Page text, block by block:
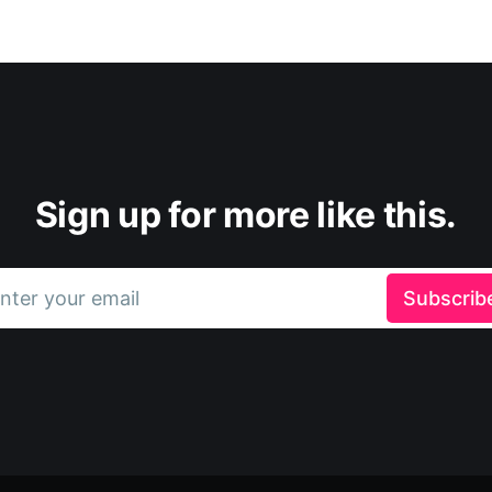
Sign up for more like this.
your email